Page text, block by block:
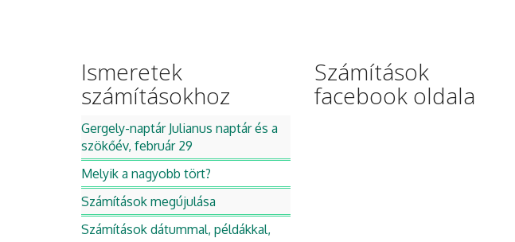
Ismeretek
számításokhoz
Gergely-naptár Julianus naptár és a
szökőév, február 29
Melyik a nagyobb tört?
Számítások megújulása
Számítások dátummal, példákkal,
Számítások
facebook oldala